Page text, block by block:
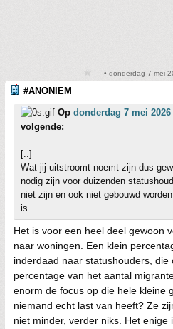
• donderdag 7 mei
#ANONIEM
Op donderdag 7 mei 2026
volgende:
[..]
Wat jij uitstroomt noemt zijn dus
nodig zijn voor duizenden
niet zijn en ook niet gebouwd
is.
Het is voor een heel deel gewoon
naar woningen. Een klein
inderdaad naar statushouders, die
percentage van het aantal
enorm de focus op die hele kleine
niemand echt last van heeft? Ze
niet minder, verder niks. Het enige